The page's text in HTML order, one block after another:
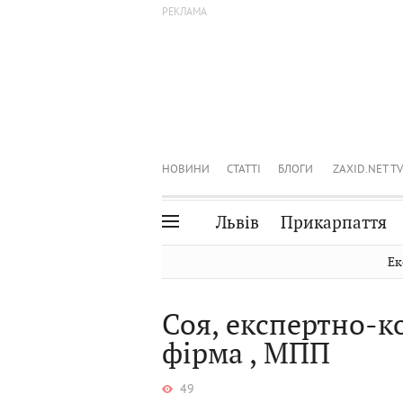
НОВИНИ СТАТТІ БЛОГИ ZAXID.NET TV
Львів Прикарпаття
Волинь
Закарпаття
Чернівці
Соя, експертно-
фірма , МПП
49